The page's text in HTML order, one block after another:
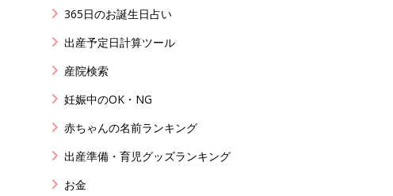
365日のお誕生日占い
出産予定日計算ツール
産院検索
妊娠中のOK・NG
赤ちゃんの名前ランキング
出産準備・育児グッズランキング
お金